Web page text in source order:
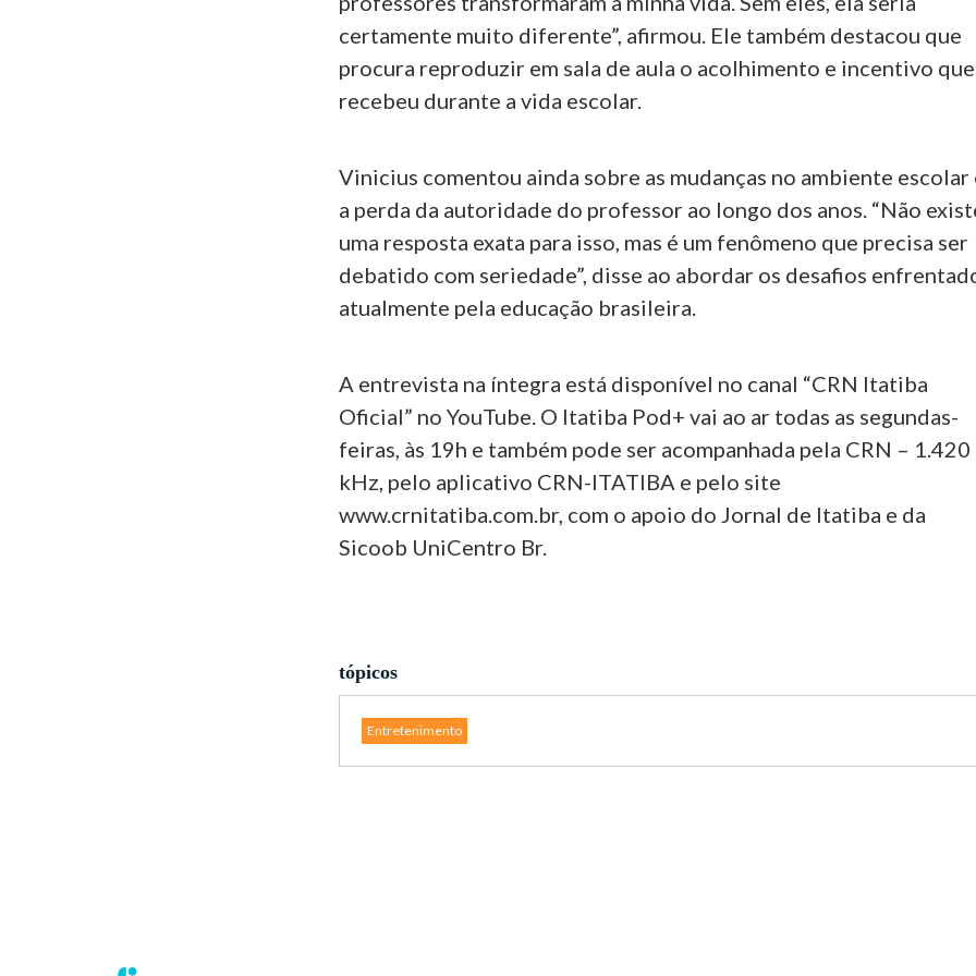
certamente muito diferente”, afirmou. Ele também destacou que
procura reproduzir em sala de aula o acolhimento e incentivo que
recebeu durante a vida escolar.
Vinicius comentou ainda sobre as mudanças no ambiente escolar
a perda da autoridade do professor ao longo dos anos. “Não
uma resposta exata para isso, mas é um fenômeno que precisa ser
debatido com seriedade”, disse ao abordar os desafios
atualmente pela educação brasileira.
A entrevista na íntegra está disponível no canal “CRN Itatiba
Oficial” no YouTube. O Itatiba Pod+ vai ao ar todas as segundas-
feiras, às 19h e também pode ser acompanhada pela CRN – 1.420
kHz, pelo aplicativo CRN-ITATIBA e pelo site
www.crnitatiba.com.br, com o apoio do Jornal de Itatiba e da
Sicoob UniCentro Br.
tópicos
Entretenimento